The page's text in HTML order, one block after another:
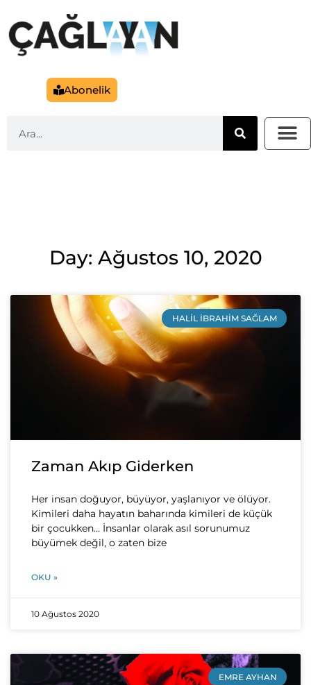
Abonelik
Day: Ağustos 10, 2020
HALIL İBRAHIM SAĞLAM
Zaman Akıp Giderken
Her insan doğuyor, büyüyor, yaşlanıyor ve ölüyor.
Kimileri daha hayatın baharında kimileri de küçük
bir çocukken… İnsanlar olarak asıl sorunumuz
büyümek değil, o zaten bize
OKU »
10 Ağustos 2020
EMRE AYHAN